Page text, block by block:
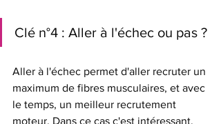
Clé n°4 : Aller à l'échec ou pas ?
Aller à l'échec permet d'aller recruter un
maximum de fibres musculaires, et avec
le temps, un meilleur recrutement
moteur. Dans ce cas c'est intéressant.